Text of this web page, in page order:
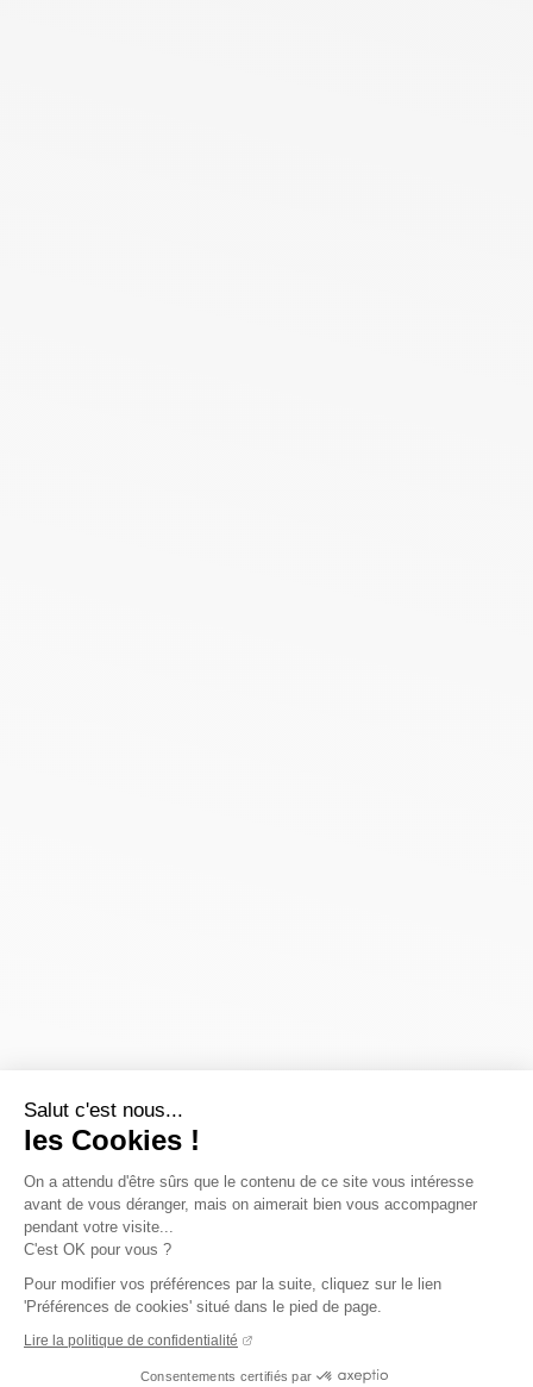
Salut c'est nous...
les Cookies !
On a attendu d'être sûrs que le contenu de ce site vous intéresse
avant de vous déranger, mais on aimerait bien vous accompagner
pendant votre visite...
C'est OK pour vous ?
Pour modifier vos préférences par la suite, cliquez sur le lien
'Préférences de cookies' situé dans le pied de page.
Lire la politique de confidentialité
Consentements certifiés par